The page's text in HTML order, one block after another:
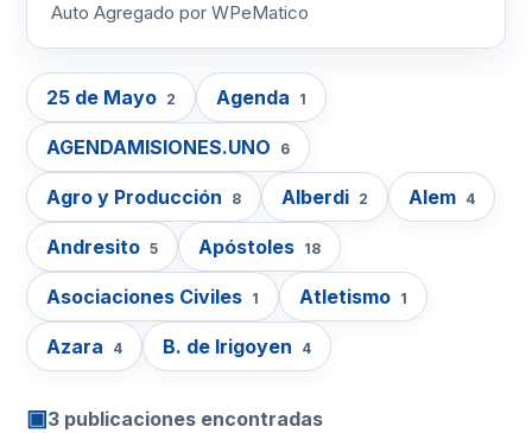
Auto Agregado por WPeMatico
25 de Mayo 2 Agenda 1
AGENDAMISIONES.UNO 6
Agro y Producción 8 Alberdi 2 Alem 4
Andresito 5 Apóstoles 18
Asociaciones Civiles 1 Atletismo 1
Azara 4 B. de Irigoyen 4
▣3 publicaciones encontradas